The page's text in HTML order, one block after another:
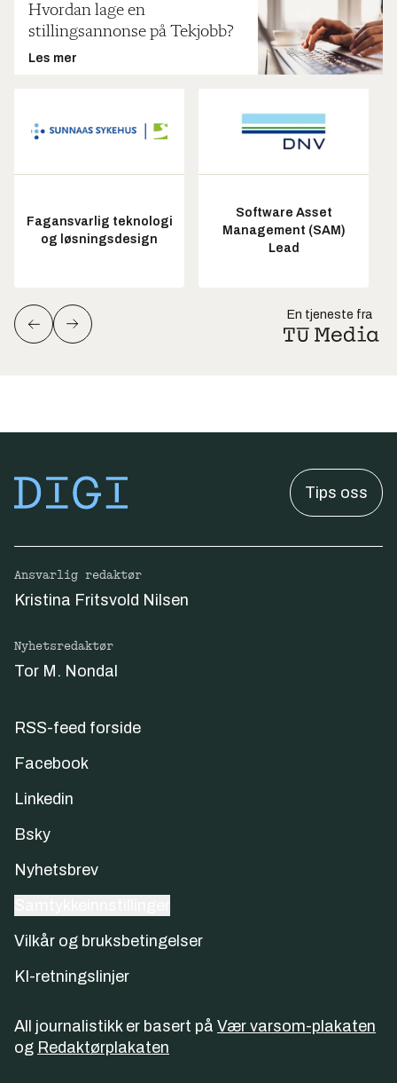
Hvordan lage en
stillingsannonse på Tekjobb?
Les mer
Fagansvarlig teknologi
og løsningsdesign
Software Asset
Management (SAM)
Lead
En tjeneste fra
Tips oss
Ansvarlig redaktør
Kristina Fritsvold Nilsen
Nyhetsredaktør
Tor M. Nondal
RSS-feed forside
Facebook
Linkedin
Bsky
Nyhetsbrev
Vilkår og bruksbetingelser
KI-retningslinjer
All journalistikk er basert på Vær varsom-plakaten
og Redaktørplakaten